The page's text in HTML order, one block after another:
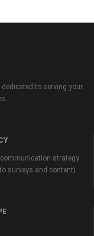
to serving your
strategy
surveys and content).